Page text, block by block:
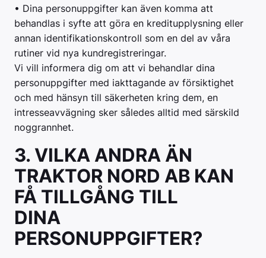
• Dina personuppgifter kan även komma att
behandlas i syfte att göra en kreditupplysning eller
annan identifikationskontroll som en del av våra
rutiner vid nya kundregistreringar.
Vi vill informera dig om att vi behandlar dina
personuppgifter med iakttagande av försiktighet
och med hänsyn till säkerheten kring dem, en
intresseavvägning sker således alltid med särskild
noggrannhet.
3. VILKA ANDRA ÄN
TRAKTOR NORD AB KAN
FÅ TILLGÅNG TILL
DINA
PERSONUPPGIFTER?